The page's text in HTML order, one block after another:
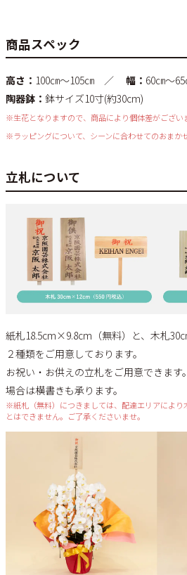
商品スペック
高さ： 100㎝～105㎝ ／ 幅： 60㎝～
陶器鉢： 鉢サイズ10寸(約30cm)
※生花となりますので、商品により個体差がござい
※ラッピングについて、シーンに合わせてのおまか
立札について
紙札18.5cm×9.8cm（無料）と、木札
２種類をご用意しております。
お祝い・お供えの立札をご用意できま
場合は横書きも承ります。
※紙札（無料）につきましては、配達エリアにより
とはできません。ご了承くださいませ。